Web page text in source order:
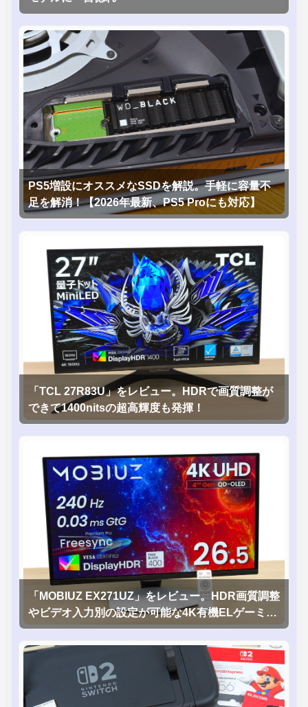
PS5増設にオススメなSSDを解説。手軽に容量不
足を解消！【2026年最新、PS5 Proにも対応】
「TCL 27R83U」をレビュー。HDRで画質調整が
できて1400nitsの超高輝度も発揮！
「MOBIUZ EX271UZ」をレビュー。HDR画質調整
やビデオ入力別の設定が可能な4K有機ELゲーミン
グモニタを徹底検証